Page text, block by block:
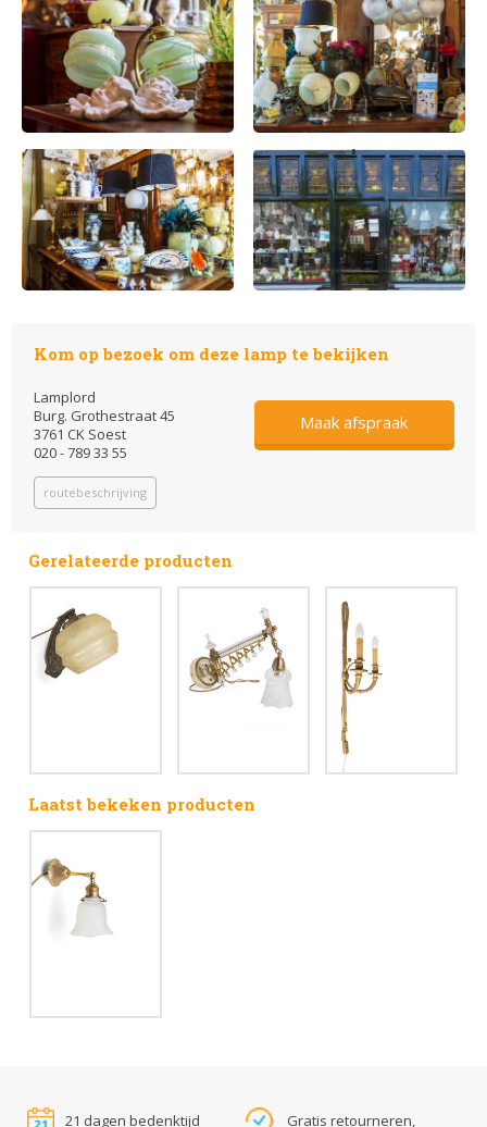
Kom op bezoek om deze lamp te bekijken
Lamplord
Burg. Grothestraat 45
3761 CK Soest
020 - 789 33 55
routebeschrijving
Maak afspraak
Gerelateerde producten
Laatst bekeken producten
21 dagen bedenktijd
Gratis retourneren,